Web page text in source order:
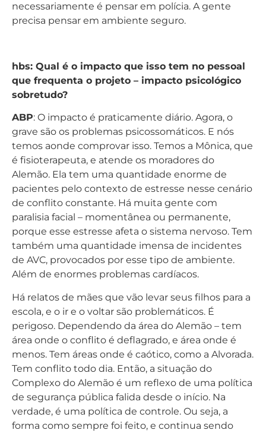
necessariamente é pensar em polícia. A gente
precisa pensar em ambiente seguro.
hbs: Qual é o impacto que isso tem no pessoal
que frequenta o projeto – impacto psicológico
sobretudo?
ABP: O impacto é praticamente diário. Agora, o
grave são os problemas psicossomáticos. E nós
temos aonde comprovar isso. Temos a Mônica, que
é fisioterapeuta, e atende os moradores do
Alemão. Ela tem uma quantidade enorme de
pacientes pelo contexto de estresse nesse cenário
de conflito constante. Há muita gente com
paralisia facial – momentânea ou permanente,
porque esse estresse afeta o sistema nervoso. Tem
também uma quantidade imensa de incidentes
de AVC, provocados por esse tipo de ambiente.
Além de enormes problemas cardíacos.
Há relatos de mães que vão levar seus filhos para a
escola, e o ir e o voltar são problemáticos. É
perigoso. Dependendo da área do Alemão – tem
área onde o conflito é deflagrado, e área onde é
menos. Tem áreas onde é caótico, como a Alvorada.
Tem conflito todo dia. Então, a situação do
Complexo do Alemão é um reflexo de uma política
de segurança pública falida desde o início. Na
verdade, é uma política de controle. Ou seja, a
forma como sempre foi feito, e continua sendo